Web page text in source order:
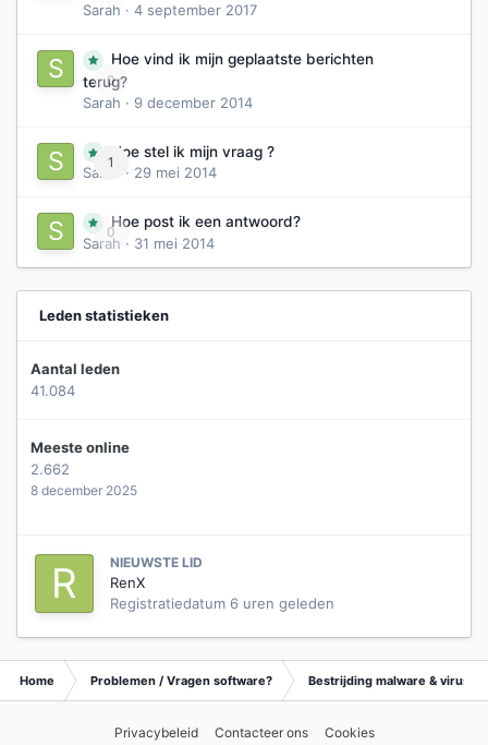
Sarah · 4 september 2017
0
Hoe vind ik mijn geplaatste berichten
terug?
Sarah · 9 december 2014
1
Hoe stel ik mijn vraag ?
Sarah
· 29 mei 2014
0
Hoe post ik een antwoord?
Sarah · 31 mei 2014
Leden statistieken
Aantal leden
41.084
Meeste online
2.662
8 december 2025
NIEUWSTE LID
RenX
Registratiedatum 6 uren geleden
Home Problemen / Vragen software? Bestrijding malware &
Privacybeleid Contacteer ons
Cookies